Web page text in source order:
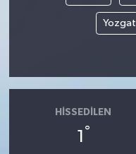
Yozgat
HISSEDILEN
1 °